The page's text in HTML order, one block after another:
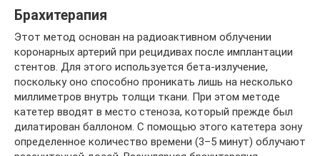
Брахитерапия
Этот метод основан на радиоактивном облучении
коронарных артерий при рецидивах после имплантации
стентов. Для этого используется бета-излучение,
поскольку оно способно проникать лишь на несколько
миллиметров внутрь толщи ткани. При этом методе
катетер вводят в место стеноза, который прежде был
дилатирован баллоном. С помощью этого катетера зону
определенное количество времени (3–5 минут) облучают